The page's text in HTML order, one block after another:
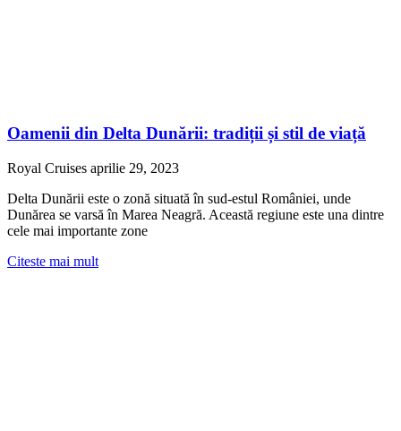
Oamenii din Delta Dunării: tradiții și stil de viață
Royal Cruises aprilie 29, 2023
Delta Dunării este o zonă situată în sud-estul României, unde
Dunărea se varsă în Marea Neagră. Această regiune este una dintre
cele mai importante zone
Citeste mai mult